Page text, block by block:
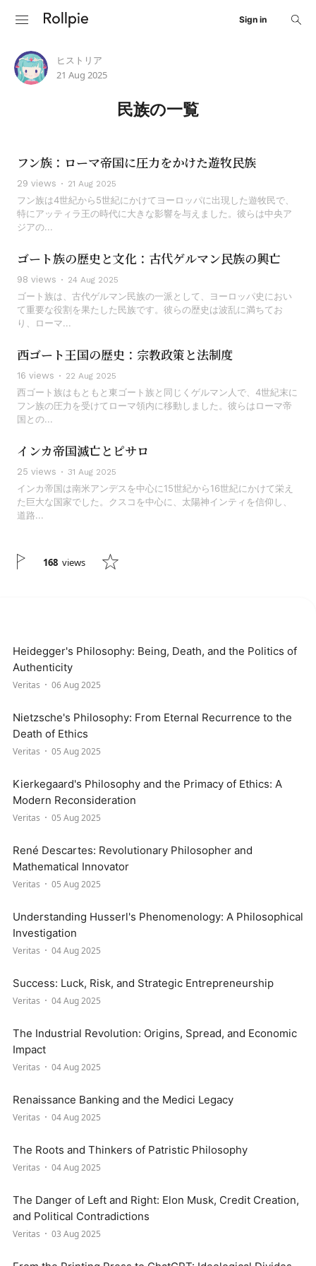
Sign in
ヒストリア
21 Aug 2025
民族の一覧
フン族：ローマ帝国に圧力をかけた遊牧民族
29 views 21 Aug 2025
フン族は4世紀から5世紀にかけてヨーロッパに出現した遊牧民で、
特にアッティラ王の時代に大きな影響を与えました。彼らは中央ア
ジアの...
ゴート族の歴史と文化：古代ゲルマン民族の興亡
98 views 24 Aug 2025
ゴート族は、古代ゲルマン民族の一派として、ヨーロッパ史におい
て重要な役割を果たした民族です。彼らの歴史は波乱に満ちてお
り、ローマ...
西ゴート王国の歴史：宗教政策と法制度
16 views 22 Aug 2025
西ゴート族はもともと東ゴート族と同じくゲルマン人で、4世紀末に
フン族の圧力を受けてローマ領内に移動しました。彼らはローマ帝
国との...
インカ帝国滅亡とピサロ
25 views 31 Aug 2025
インカ帝国は南米アンデスを中心に15世紀から16世紀にかけて栄え
た巨大な国家でした。クスコを中心に、太陽神インティを信仰し、
道路...
168 views
Heidegger's Philosophy: Being, Death, and the Politics of
Authenticity
Veritas 06 Aug 2025
Nietzsche's Philosophy: From Eternal Recurrence to the
Death of Ethics
Veritas 05 Aug 2025
Kierkegaard's Philosophy and the Primacy of Ethics: A
Modern Reconsideration
Veritas 05 Aug 2025
René Descartes: Revolutionary Philosopher and
Mathematical Innovator
Veritas 05 Aug 2025
Understanding Husserl's Phenomenology: A Philosophical
Investigation
Veritas 04 Aug 2025
Success: Luck, Risk, and Strategic Entrepreneurship
Veritas 04 Aug 2025
The Industrial Revolution: Origins, Spread, and Economic
Impact
Veritas 04 Aug 2025
Renaissance Banking and the Medici Legacy
Veritas 04 Aug 2025
The Roots and Thinkers of Patristic Philosophy
Veritas 04 Aug 2025
The Danger of Left and Right: Elon Musk, Credit Creation,
and Political Contradictions
Veritas 03 Aug 2025